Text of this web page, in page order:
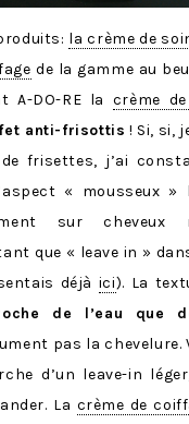
la crème de
de la gamme au
A-DO-RE la crème
anti-frisottis ! Si, si,
frisettes, j’ai
« mousseux »
sur cheveux
que « leave in »
déjà ici). La
de l’eau que
pas la chevelure.
d’un leave-in
La crème de